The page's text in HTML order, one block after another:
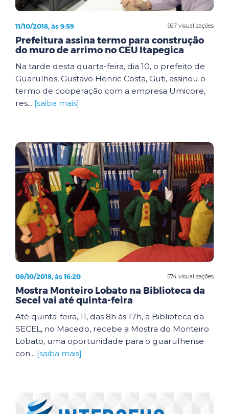
927 visualizações
11/10/2018, às 9:59
Prefeitura assina termo para construção
do muro de arrimo no CEU Itapegica
Na tarde desta quarta-feira, dia 10, o prefeito de
Guarulhos, Gustavo Henric Costa, Guti, assinou o
termo de cooperação com a empresa Umicore,
res... [saiba mais]
574 visualizações
08/10/2018, às 16:20
Mostra Monteiro Lobato na Biblioteca da
Secel vai até quinta-feira
Até quinta-feira, 11, das 8h às 17h, a Biblioteca da
SECEL, no Macedo, recebe a Mostra do Monteiro
Lobato, uma oportunidade para o guarulhense
con... [saiba mais]